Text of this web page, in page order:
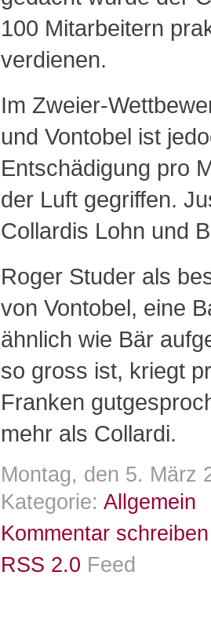
100 Mitarbeitern
verdienen.
Im Zweier-
und Vontobel ist
Entschädigung pro
der Luft gegriffen.
Collardis Lohn und
Roger Studer als
von Vontobel, eine
ähnlich wie Bär
so gross ist, kriegt
Franken
mehr als Collardi.
Montag, den 5. März
Kategorie: Allgemein
Kommentar schreiben
RSS 2.0 Feed